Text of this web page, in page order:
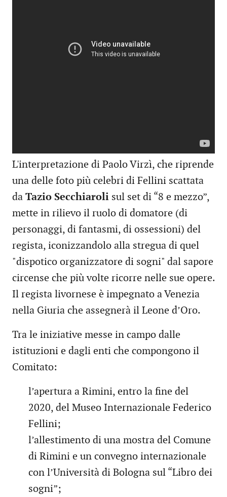
L'interpretazione di Paolo Virzì, che riprende
una delle foto più celebri di Fellini scattata
da Tazio Secchiaroli sul set di “8 e mezzo”,
mette in rilievo il ruolo di domatore (di
personaggi, di fantasmi, di ossessioni) del
regista, iconizzandolo alla stregua di quel
"dispotico organizzatore di sogni" dal sapore
circense che più volte ricorre nelle sue opere.
Il regista livornese è impegnato a Venezia
nella Giuria che assegnerà il Leone d’Oro.
Tra le iniziative messe in campo dalle
istituzioni e dagli enti che compongono il
Comitato:
l’apertura a Rimini, entro la fine del
2020, del Museo Internazionale Federico
Fellini;
l’allestimento di una mostra del Comune
di Rimini e un convegno internazionale
con l’Università di Bologna sul “Libro dei
sogni”;